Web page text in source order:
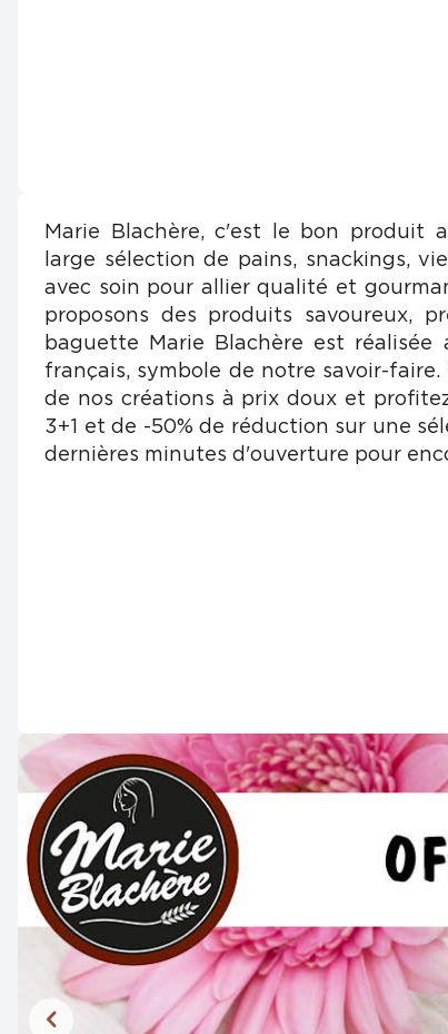
Marie Blachère, c'est le bon produit
large sélection de pains, snackings,
avec soin pour allier qualité et
proposons des produits savoureux,
baguette Marie Blachère est réalisée
français, symbole de notre savoir-
de nos créations à prix doux et
3+1 et de -50% de réduction sur une
dernières minutes d'ouverture pour